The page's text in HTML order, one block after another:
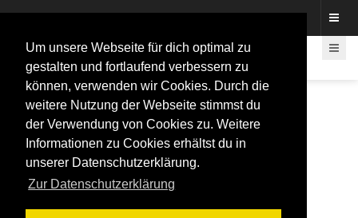
Um unsere Webseite für dich optimal zu
gestalten und fortlaufend verbessern zu
können, verwenden wir Cookies. Durch die
weitere Nutzung der Webseite stimmst du
der Verwendung von Cookies zu. Weitere
Informationen zu Cookies erhältst du in
unserer Datenschutzerklärung.
Zur Datenschutzerklärung